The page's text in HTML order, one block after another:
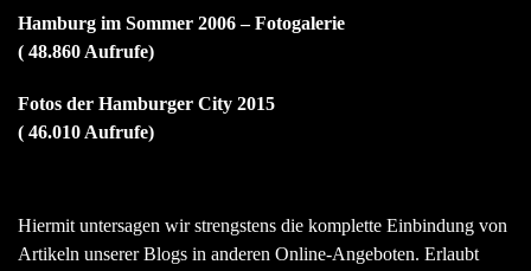
Hamburg im Sommer 2006 – Fotogalerie
( 48.860 Aufrufe)
Fotos der Hamburger City 2015
( 46.010 Aufrufe)
Hiermit untersagen wir strengstens die komplette Einbindung von
Artikeln unserer Blogs in anderen Online-Angeboten. Erlaubt